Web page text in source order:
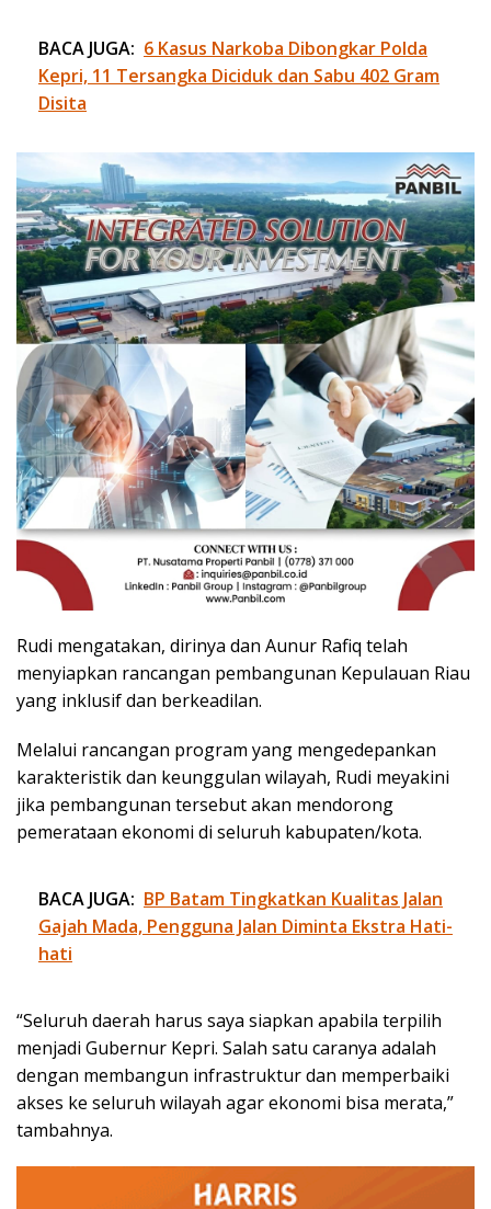
BACA JUGA: 6 Kasus Narkoba Dibongkar Polda
Kepri, 11 Tersangka Diciduk dan Sabu 402 Gram
Disita
Rudi mengatakan, dirinya dan Aunur Rafiq telah
menyiapkan rancangan pembangunan Kepulauan Riau
yang inklusif dan berkeadilan.
Melalui rancangan program yang mengedepankan
karakteristik dan keunggulan wilayah, Rudi meyakini
jika pembangunan tersebut akan mendorong
pemerataan ekonomi di seluruh kabupaten/kota.
BACA JUGA: BP Batam Tingkatkan Kualitas Jalan
Gajah Mada, Pengguna Jalan Diminta Ekstra Hati-
hati
“Seluruh daerah harus saya siapkan apabila terpilih
menjadi Gubernur Kepri. Salah satu caranya adalah
dengan membangun infrastruktur dan memperbaiki
akses ke seluruh wilayah agar ekonomi bisa merata,”
tambahnya.